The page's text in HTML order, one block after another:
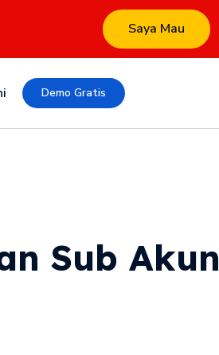
Saya Mau
Demo Gratis
Sub Akun